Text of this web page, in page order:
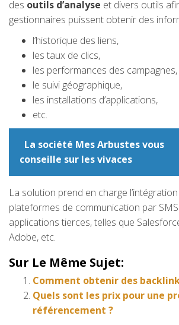
des outils d’analyse et divers outils
gestionnaires puissent obtenir des
l’historique des liens,
les taux de clics,
les performances des campagnes,
le suivi géographique,
les installations d’applications,
etc.
La société Mes Arbustes vous
conseille sur les vivaces
La solution prend en charge
plateformes de communication par
applications tierces, telles que
Adobe, etc.
Sur Le Même Sujet:
Comment obtenir des
Quels sont les prix pour une
référencement ?